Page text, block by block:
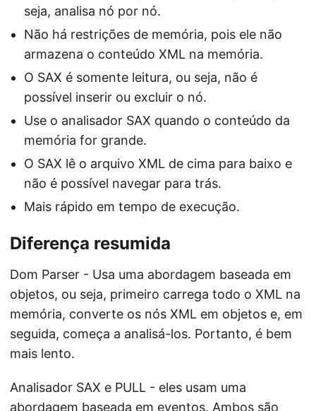
seja, analisa nó por nó.
Não há restrições de memória, pois ele não
armazena o conteúdo XML na memória.
O SAX é somente leitura, ou seja, não é
possível inserir ou excluir o nó.
Use o analisador SAX quando o conteúdo da
memória for grande.
O SAX lê o arquivo XML de cima para baixo e
não é possível navegar para trás.
Mais rápido em tempo de execução.
Diferença resumida
Dom Parser - Usa uma abordagem baseada em
objetos, ou seja, primeiro carrega todo o XML na
memória, converte os nós XML em objetos e, em
seguida, começa a analisá-los. Portanto, é bem
mais lento.
Analisador SAX e PULL - eles usam uma
abordagem baseada em eventos. Ambos são